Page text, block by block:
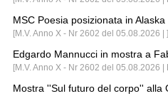
MSC Poesia posizionata in
[M.V. Anno X - Nr 2602 del 05.08.2026 | ]
Edgardo Mannucci in mostra a
[M.V. Anno X - Nr 2602 del 05.08.2026 |
Mostra ''Sul futuro del corpo'' alla